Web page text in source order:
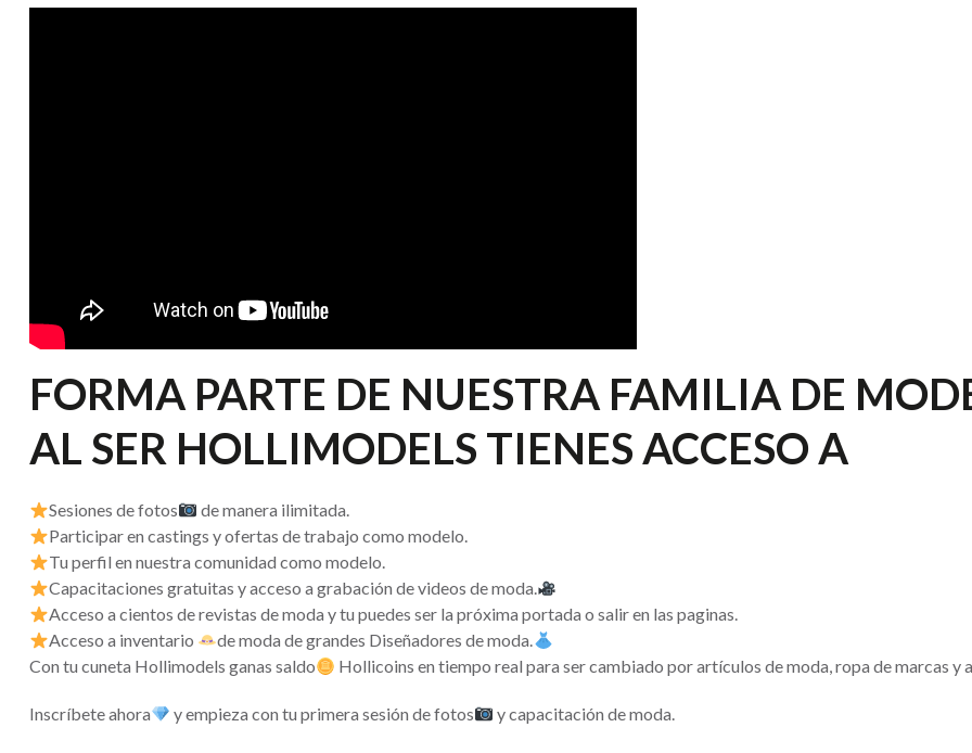
FORMA PARTE DE NUESTRA FAMILIA DE
AL SER HOLLIMODELS TIENES ACCESO A
Sesiones de fotos
de manera ilimitada.
Participar en castings y ofertas de trabajo como modelo.
Tu perfil en nuestra comunidad como modelo.
Capacitaciones gratuitas y acceso a grabación de videos de moda.
Acceso a cientos de revistas de moda y tu puedes ser la próxima portada o salir en las paginas.
Acceso a inventario
de moda de grandes Diseñadores de moda.
Con tu cuneta Hollimodels ganas saldo
Hollicoins en tiempo real para ser cambiado por artículos de moda, ropa de marcas y
Inscríbete ahora y empieza con tu primera sesión de fotos y capacitación de moda.